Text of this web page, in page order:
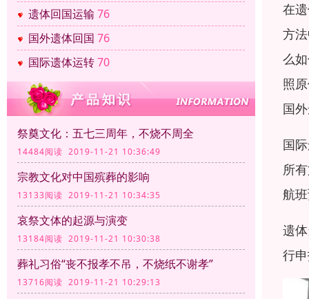
遗体回国运输 76
国外遗体回国 76
国际遗体运转70
祭奠文化：五七三周年，不烧不周全
14484阅读 2019-11-21 10:36:49
宗教文化对中国殡葬的影响
13133阅读 2019-11-21 10:34:35
哀祭文体的起源与演变
13184阅读 2019-11-21 10:30:38
葬礼习俗“丧不报孝不吊，不烧纸不谢孝”
13716阅读 2019-11-21 10:29:13
在
方
么
照
国
国
所
航
遗
行